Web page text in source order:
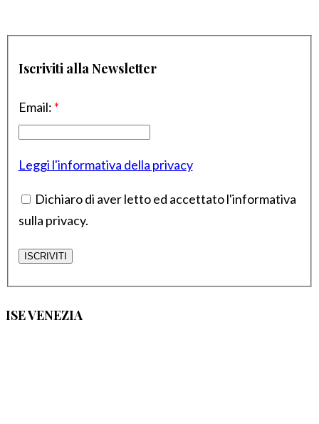
Iscriviti alla Newsletter
Email: *
Leggi l'informativa della privacy
Dichiaro di aver letto ed accettato l'informativa
sulla privacy.
ISE VENEZIA